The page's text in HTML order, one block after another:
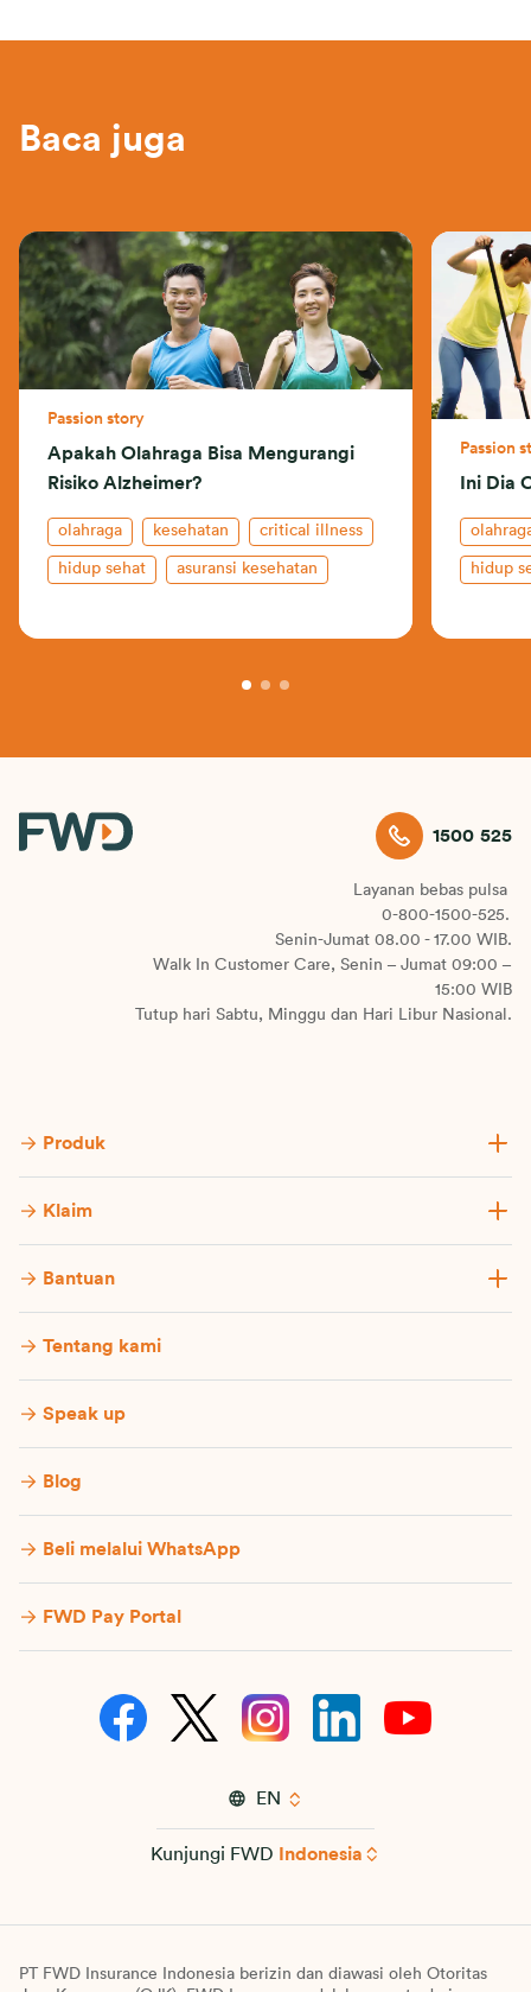
Baca juga
Passion story
Apakah Olahraga Bisa Mengurangi
Risiko Alzheimer?
olahraga kesehatan critical illness
hidup sehat asuransi kesehatan
Passion
Ini Dia
hidup
1500 525
Layanan bebas pulsa
0-800-1500-525.
Senin-Jumat 08.00 - 17.00 WIB.
Walk In Customer Care, Senin – Jumat 09:00 –
15:00 WIB
Tutup hari Sabtu, Minggu dan Hari Libur Nasional.
Produk
Klaim
Bantuan
Tentang kami
Speak up
Blog
Beli melalui WhatsApp
FWD Pay Portal
EN
Kunjungi FWD Indonesia
PT FWD Insurance Indonesia berizin dan diawasi oleh Otoritas